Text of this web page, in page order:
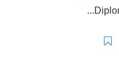
EL-RAKHAWI MONOGRAPH on Diplomatic Immunities